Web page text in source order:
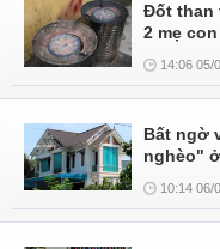
Đốt than
2 mẹ
14:06 05/
Bất ngờ
nghèo"
10:14 06/